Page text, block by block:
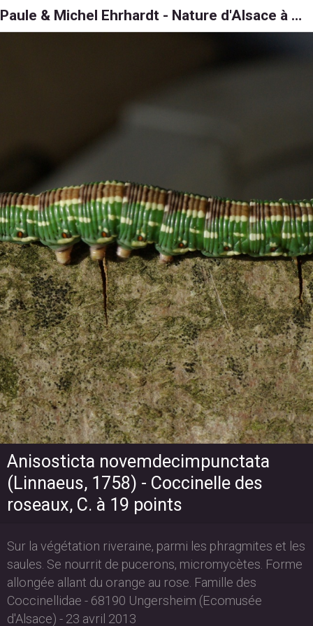
Paule & Michel Ehrhardt - Nature d'Alsace à 6, 8 et 1000 pattes
Anisosticta novemdecimpunctata
(Linnaeus, 1758) - Coccinelle des
roseaux, C. à 19 points
Sur la végétation riveraine, parmi les phragmites et les
saules. Se nourrit de pucerons, micromycètes. Forme
allongée allant du orange au rose. Famille des
Coccinellidae - 68190 Ungersheim (Ecomusée
d'Alsace) - 23 avril 2013